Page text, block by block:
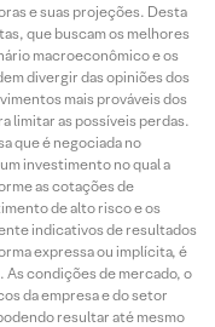
e suas projeções. Desta
que buscam os melhores
macroeconômico e os
divergir das opiniões dos
mais prováveis dos
limitar as possíveis perdas.
que é negociada no
investimento no qual a
as cotações de
de alto risco e os
indicativos de resultados
expressa ou implícita, é
As condições de mercado, o
da empresa e do setor
resultar até mesmo